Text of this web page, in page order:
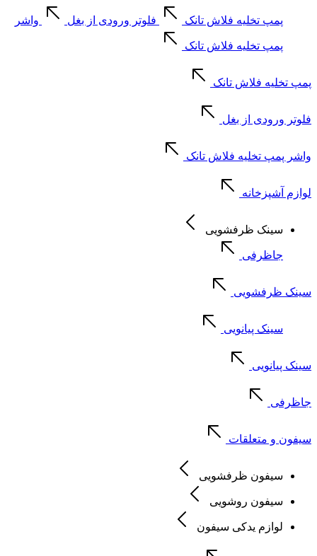
پمپ تخلیه فلاش تانک فلوتر ورودی از بغل واشر
پمپ تخلیه فلاش تانک
پمپ تخلیه فلاش تانک
فلوتر ورودی از بغل
واشر پمپ تخلیه فلاش تانک
لوازم آشپزخانه
سینک ظرفشویی
جاظرفی
سینک ظرفشویی
سینک پیانویی
سینک پیانویی
جاظرفی
سیفون و متعلقات
سیفون ظرفشویی
سیفون روشویی
لوازم یدکی سیفون